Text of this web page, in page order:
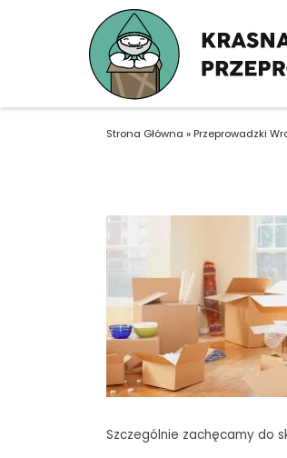
Strona Główna »Przeprowadzki
Szczególnie zachęcamy do